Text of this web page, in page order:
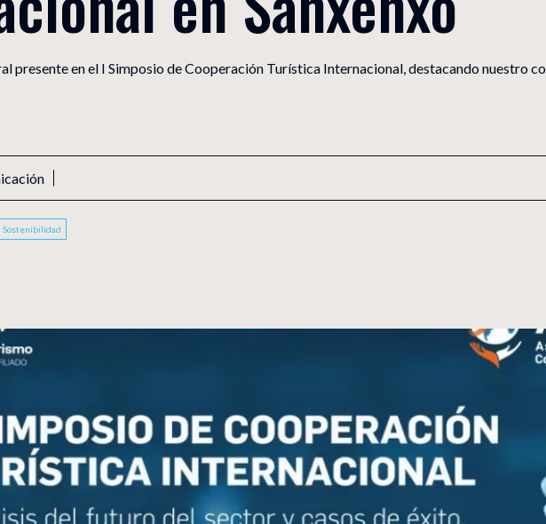
Admisión y becas
Universidad Católica de Murcia
X-CDEI
UCAM
presente en el I Simposio de Cooperación Turística Internacional, destacando nuestro
Sostenibilidad